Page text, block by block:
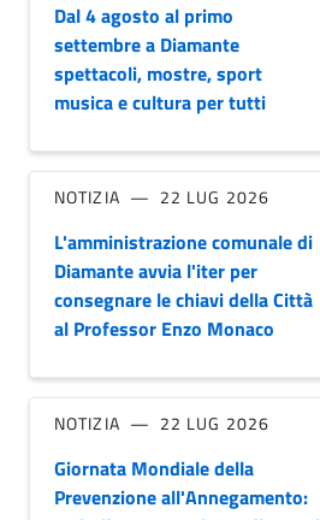
Dal 4 agosto al primo
settembre a Diamante
spettacoli, mostre, sport
musica e cultura per tutti
NOTIZIA 22 LUG 2026
L'amministrazione comunale di
Diamante avvia l'iter per
consegnare le chiavi della Città
al Professor Enzo Monaco
NOTIZIA 22 LUG 2026
Giornata Mondiale della
Prevenzione all'Annegamento: